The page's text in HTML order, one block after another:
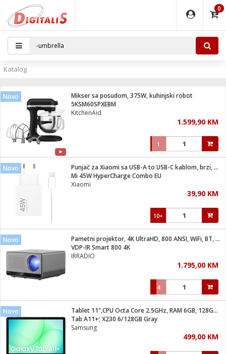
0
...
aparati
pribor
i pribor
/ G4
svjetla
grla
i oprema
- Analogija
- IP
kamere
IP
brave
Katalog
Novo
Mikser sa posudom, 375W, kuhinjski robot
5KSM60SPXEBM
KitchenAid
1.599,90 KM
1
Novo
Punjač za Xiaomi sa USB-A to USB-C kablom, brzi, 45W
Mi 45W HyperCharge Combo EU
Xiaomi
39,90 KM
10+
Novo
Pametni projektor, 4K UltraHD, 800 ANSI, WiFi, BT, Android
VDP-IR Smart 800 4K
IRRADIO
1.795,00 KM
4
Novo
Tablet 11",CPU Octa Core 2.5GHz, RAM 6GB, 128GB, 7040mAh
Tab A11+; X230 6/128GB Gray
Samsung
499,00 KM